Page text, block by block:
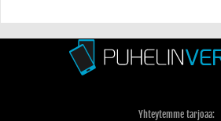
Yhteytemme tarjoaa: